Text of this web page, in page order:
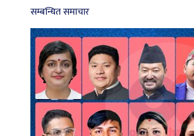
सम्बन्धित समाचार